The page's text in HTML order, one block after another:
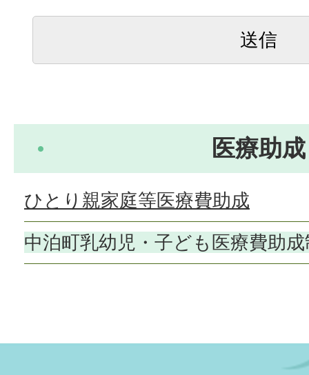
医療助成
ひとり親家庭等医療費助成
中泊町乳幼児・子ども医療費助